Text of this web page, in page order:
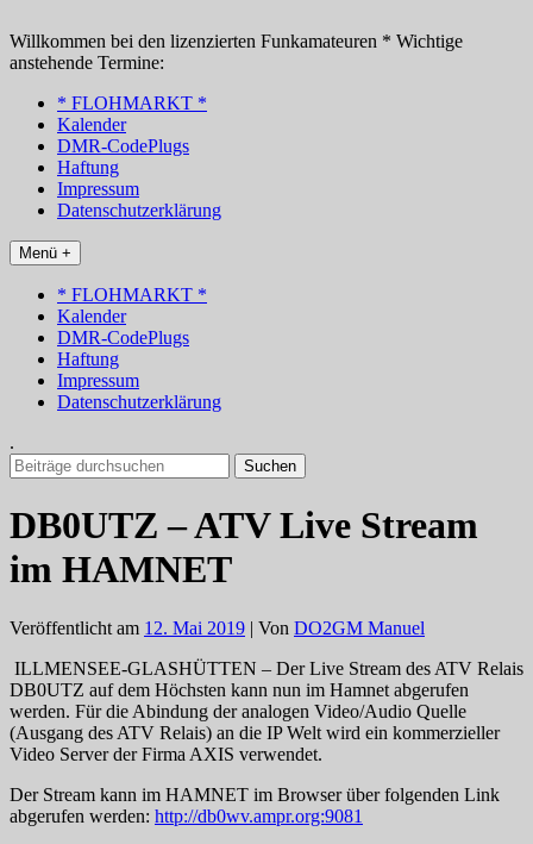
Inhalt
springen
Willkommen bei den lizenzierten Funkamateuren * Wichtige
anstehende Termine:
* FLOHMARKT *
Kalender
DMR-CodePlugs
Haftung
Impressum
Datenschutzerklärung
Menü +
* FLOHMARKT *
Kalender
DMR-CodePlugs
Haftung
Impressum
Datenschutzerklärung
.
Suchen
nach:
DB0UTZ – ATV Live Stream
im HAMNET
Veröffentlicht am 12. Mai 2019 | Von DO2GM Manuel
ILLMENSEE-GLASHÜTTEN – Der Live Stream des ATV Relais
DB0UTZ auf dem Höchsten kann nun im Hamnet abgerufen
werden. Für die Abindung der analogen Video/Audio Quelle
(Ausgang des ATV Relais) an die IP Welt wird ein kommerzieller
Video Server der Firma AXIS verwendet.
Der Stream kann im HAMNET im Browser über folgenden Link
abgerufen werden: http://db0wv.ampr.org:9081